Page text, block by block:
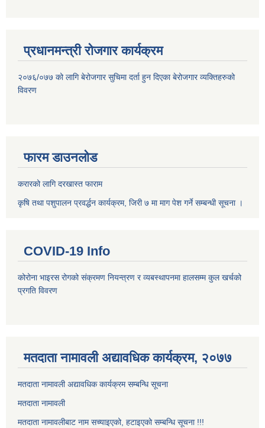
प्रधानमन्त्री रोजगार कार्यक्रम
२०७६/०७७ को लागि बेरोजगार सुचिमा दर्ता हुन दिएका बेरोजगार व्यक्तिहरुको
विवरण
फारम डाउनलोड
करारको लागि दरखास्त फाराम
कृषि तथा पशुपालन प्रवर्द्धन कार्यक्रम, जिरी ७ मा माग पेश गर्ने सम्बन्धी सूचना ।
COVID-19 Info
कोरोना भाइरस रोगको संक्रमण नियन्त्रण र व्यबस्थापनमा हालसम्म कुल खर्चको
प्रगति विवरण
मतदाता नामावली अद्यावधिक कार्यक्रम, २०७७
मतदाता नामावली अद्यावधिक कार्यक्रम सम्बन्धि सूचना
मतदाता नामावली
मतदाता नामावलीबाट नाम सच्याइएको, हटाइएको सम्बन्धि सूचना !!!